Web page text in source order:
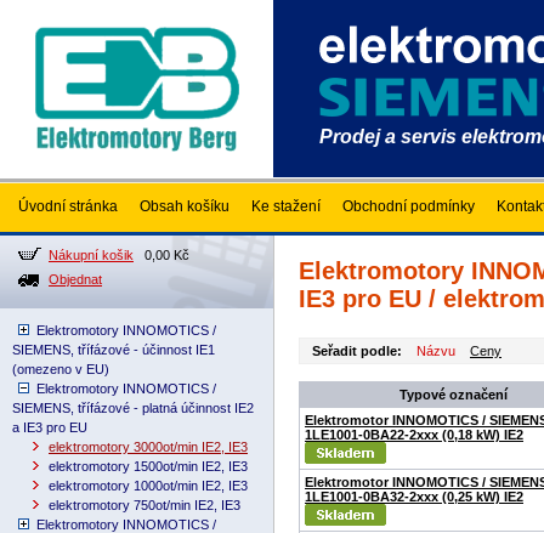
Prodej a servis
Úvodní stránka Obsah košíku Ke stažení Obchodní podmínky
Nákupní košik 0,00 Kč
Objednat
Elektromotory INNOMOTICS /
SIEMENS, třífázové - účinnost IE1
(omezeno v EU)
Elektromotory INNOMOTICS /
SIEMENS, třífázové - platná účinnost IE2
a IE3 pro EU
elektromotory 3000ot/min IE2, IE3
elektromotory 1500ot/min IE2, IE3
elektromotory 1000ot/min IE2, IE3
elektromotory 750ot/min IE2, IE3
Elektromotory INNOMOTICS /
Elektromotory
IE3 pro EU /
Seřadit podle: Názvu Ceny
Typové označení
Elektromotor INNOMOTICS /
1LE1001-0BA22-2xxx (0,18 kW) IE2
Elektromotor INNOMOTICS /
1LE1001-0BA32-2xxx (0,25 kW) IE2